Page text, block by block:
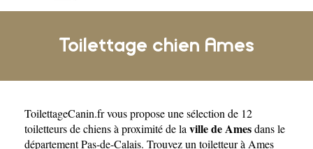
Toilettage chien Ames
ToilettageCanin.frvous propose une sélection de 12
toiletteurs de chiens à proximité de la ville de Amesdans le
départementPas-de-Calais. Trouvez un toiletteur à Ames